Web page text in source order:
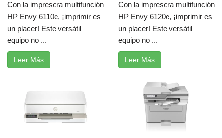
Con la impresora multifunción
HP Envy 6110e, ¡imprimir es
un placer! Este versátil
equipo no ...
Leer Más
Con la impresora multifunción
HP Envy 6120e, ¡imprimir es
un placer! Este versátil
equipo no ...
Leer Más